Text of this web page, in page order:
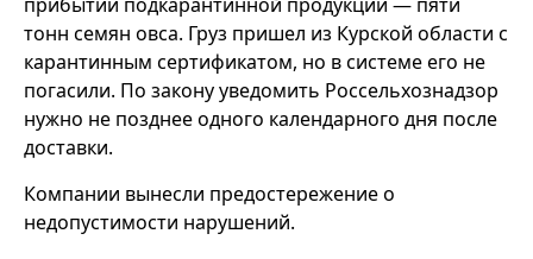
тонн семян овса. Груз пришел из Курской области с
карантинным сертификатом, но в системе его не
погасили. По закону уведомить Россельхознадзор
нужно не позднее одного календарного дня после
доставки.
Компании вынесли предостережение о
недопустимости нарушений.